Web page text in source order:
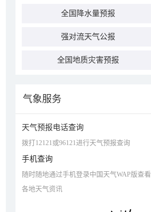
全国降水量预报
强对流天气公报
全国地质灾害预报
气象服务
天气预报电话查询
拨打12121或96121进行天气预报查询
手机查询
随时随地通过手机登录中国天气WAP版查看
各地天气资讯